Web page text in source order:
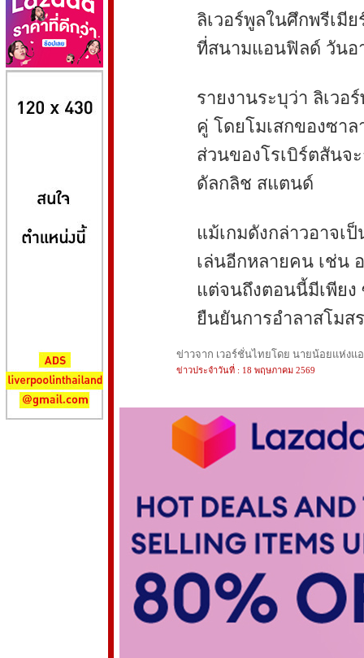
ลิเวอร์พูลในศึกพรีเมี
ที่สนามแอนฟิลด์ วันอ
รายงานระบุว่า ลิเวอ
คู่ โดยโมเสกของซา
ส่วนของโรเบิร์ตสันจ
ดัลกลิช สแตนด์
แม้เกมดังกล่าวอาจเ
เล่นอีกหลายคน เช่น
แต่จนถึงตอนนี้มีเพียง
ยืนยันการอำลาสโมส
ข่าวจาก เวอร์ชั่นไทยโดย นายน้อยแห่งแ
ข่าวประจำวันที่ : 18 พฤษภาคม 2569